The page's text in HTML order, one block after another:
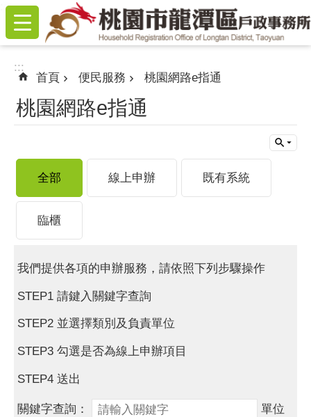
跳到主要內容區塊
:::
:::
首頁 便民服務 桃園網路e指通
桃園網路e指通
全部 線上申辦 既有系統
臨櫃
我們提供各項的申辦服務，請依照下列步驟操作
STEP1 請鍵入關鍵字查詢
STEP2 並選擇類別及負責單位
STEP3 勾選是否為線上申辦項目
STEP4 送出
關鍵字查詢：
單位